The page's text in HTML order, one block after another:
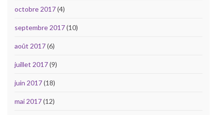
octobre 2017(4)
septembre 2017(10)
août 2017(6)
juillet 2017(9)
juin 2017(18)
mai 2017(12)